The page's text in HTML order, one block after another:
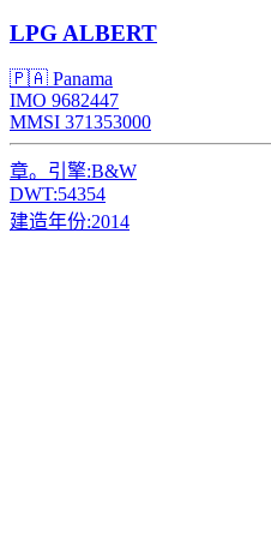
LPG ALBERT
🇵🇦 Panama
IMO 9682447
MMSI 371353000
章。引擎:B&W
DWT:54354
建造年份:2014